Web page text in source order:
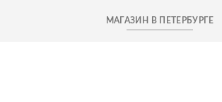
МАГАЗИН В ПЕТЕРБУРГЕ